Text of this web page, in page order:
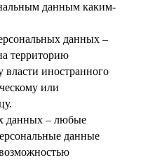
данным каким-
данных –
территорию
власти иностранного
или
данных – любые
данные